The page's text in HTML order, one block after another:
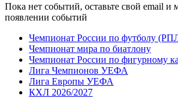
Пока нет событий, оставьте свой email
появлении событий
Чемпионат России по футболу
Чемпионат мира по биатлону
Чемпионат России по фигурному
Лига Чемпионов УЕФА
Лига Европы УЕФА
КХЛ 2026/2027